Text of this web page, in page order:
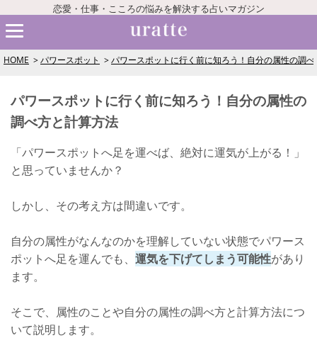
恋愛・仕事・こころの悩みを解決する占いマガジン
HOME パワースポット パワースポットに行く前に知ろう！自分の属性の調
パワースポットに行く前に知ろう！自分の属性の
調べ方と計算方法
「パワースポットへ足を運べば、絶対に運気が上がる！」
と思っていませんか？
しかし、その考え方は間違いです。
自分の属性がなんなのかを理解していない状態でパワース
ポットへ足を運んでも、 運気を下げてしまう可能性があり
ます。
そこで、属性のことや自分の属性の調べ方と計算方法につ
いて説明します。